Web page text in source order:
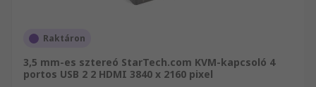
Raktáron
3,5 mm-es sztereó StarTech.com KVM-kapcsoló 4
portos USB 2 2 HDMI 3840 x 2160 pixel